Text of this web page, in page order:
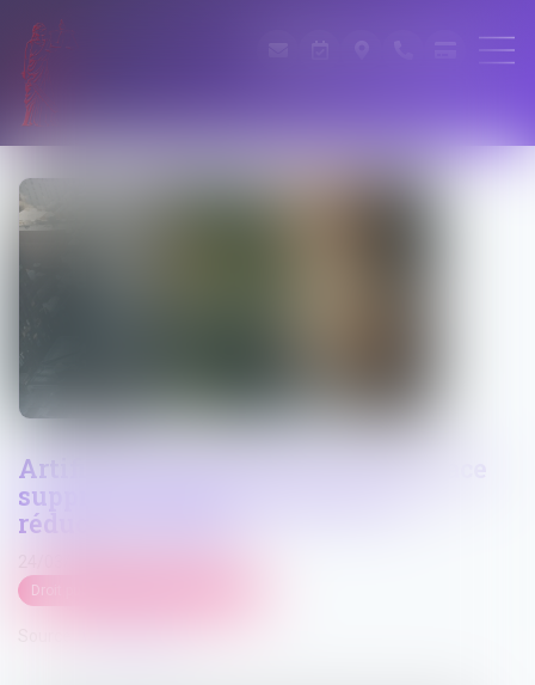
Artificialisation des sols : la loi Trace
supprime l’objectif national de
réduction de 50%
Droit public